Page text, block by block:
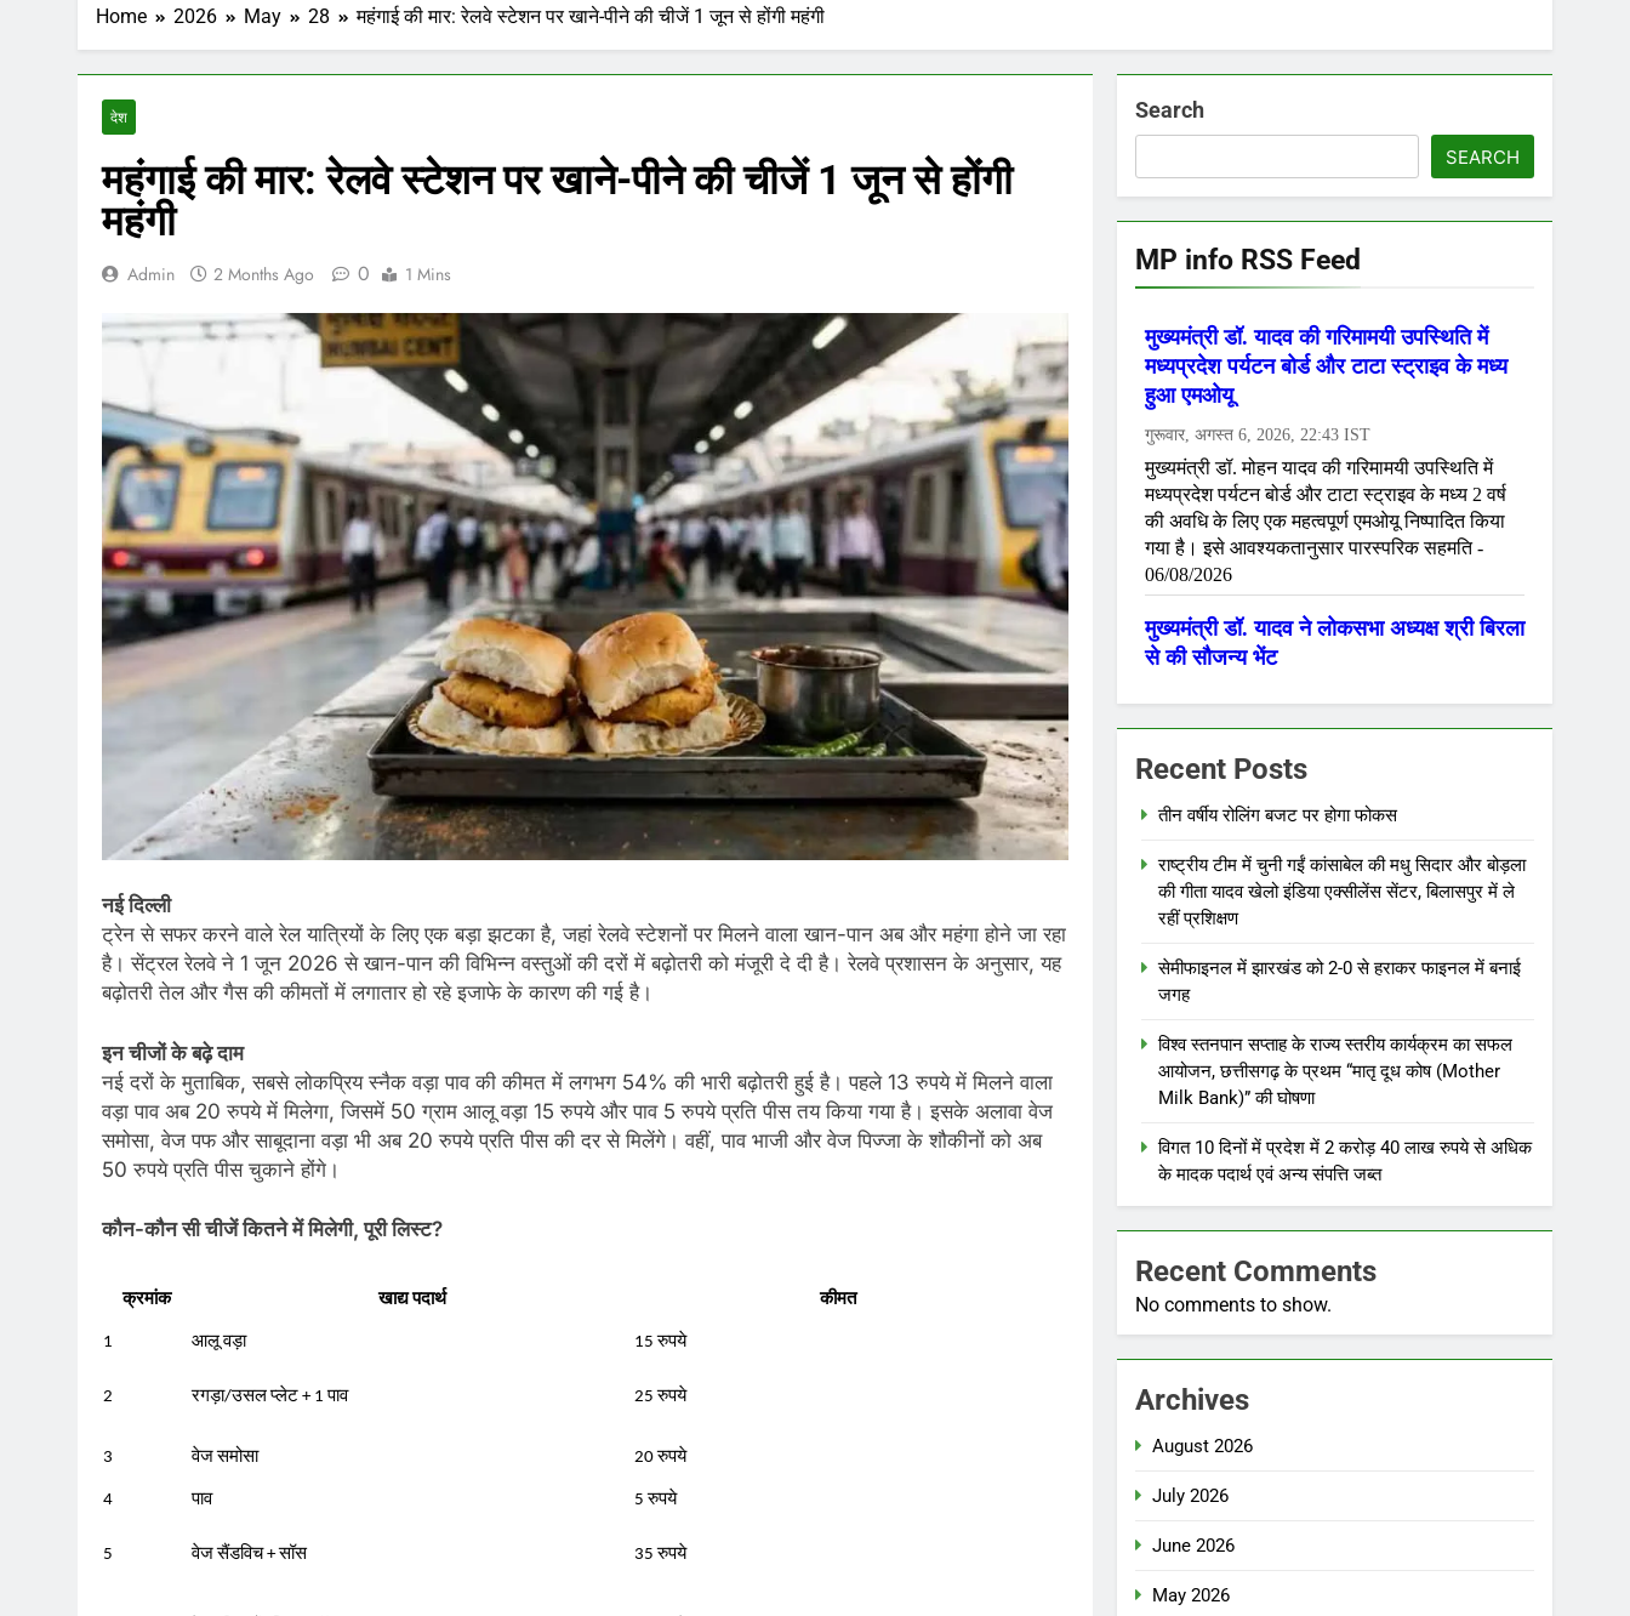
Home 2026 May 28 महंगाई की मार: रेलवे स्टेशन पर खाने-पीने की चीजें 1 जून से होंगी महंगी
देश
महंगाई की मार: रेलवे स्टेशन पर खाने-पीने की चीजें 1 जून से होंगी
महंगी
Admin 2 Months Ago 0 1 Mins
नई दिल्ली
ट्रेन से सफर करने वाले रेल यात्रियों के लिए एक बड़ा झटका है, जहां रेलवे स्टेशनों पर मिलने वाला खान-पान अब और महंगा होने जा रहा
है। सेंट्रल रेलवे ने 1 जून 2026 से खान-पान की विभिन्न वस्तुओं की दरों में बढ़ोतरी को मंजूरी दे दी है। रेलवे प्रशासन के अनुसार, यह
बढ़ोतरी तेल और गैस की कीमतों में लगातार हो रहे इजाफे के कारण की गई है।
इन चीजों के बढ़े दाम
नई दरों के मुताबिक, सबसे लोकप्रिय स्नैक वड़ा पाव की कीमत में लगभग 54% की भारी बढ़ोतरी हुई है। पहले 13 रुपये में मिलने वाला
वड़ा पाव अब 20 रुपये में मिलेगा, जिसमें 50 ग्राम आलू वड़ा 15 रुपये और पाव 5 रुपये प्रति पीस तय किया गया है। इसके अलावा वेज
समोसा, वेज पफ और साबूदाना वड़ा भी अब 20 रुपये प्रति पीस की दर से मिलेंगे। वहीं, पाव भाजी और वेज पिज्जा के शौकीनों को अब
50 रुपये प्रति पीस चुकाने होंगे।
कौन-कौन सी चीजें कितने में मिलेगी, पूरी लिस्ट?
क्रमांक खाद्य पदार्थ कीमत
1 आलू वड़ा 15 रुपये
2 रगड़ा/उसल प्लेट + 1 पाव 25 रुपये
3 वेज समोसा 20 रुपये
4 पाव 5 रुपये
5 वेज सैंडविच + सॉस 35 रुपये
Search
SEARCH
MP info RSS Feed
Recent Posts
तीन वर्षीय रोलिंग बजट पर होगा फोकस
राष्ट्रीय टीम में चुनी गईं कांसाबेल की मधु सिदार और बोड़ला
की गीता यादव खेलो इंडिया एक्सीलेंस सेंटर, बिलासपुर में ले
रहीं प्रशिक्षण
सेमीफाइनल में झारखंड को 2-0 से हराकर फाइनल में बनाई
जगह
विश्व स्तनपान सप्ताह के राज्य स्तरीय कार्यक्रम का सफल
आयोजन, छत्तीसगढ़ के प्रथम “मातृ दूध कोष (Mother
Milk Bank)” की घोषणा
विगत 10 दिनों में प्रदेश में 2 करोड़ 40 लाख रुपये से अधिक
के मादक पदार्थ एवं अन्य संपत्ति जब्त
Recent Comments
No comments to show.
Archives
August 2026
July 2026
June 2026
May 2026